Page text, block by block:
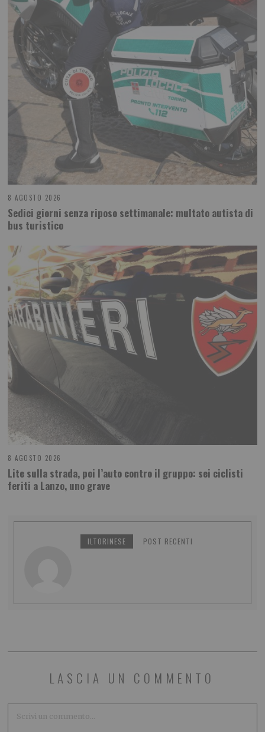
8 AGOSTO 2026
Sedici giorni senza riposo settimanale: multato autista di
bus turistico
8 AGOSTO 2026
Lite sulla strada, poi l’auto contro il gruppo: sei ciclisti
feriti a Lanzo, uno grave
ILTORINESE POST RECENTI
LASCIA UN COMMENTO